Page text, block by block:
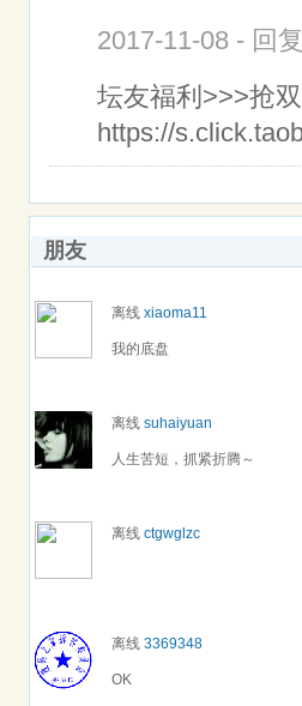
2017-11-08 - 回
坛友福利>>>抢
https://
朋友
离线 xiaoma11
我的底盘
离线 suhaiyuan
人生苦短，抓紧折腾～
离线 ctgwglzc
离线 3369348
OK